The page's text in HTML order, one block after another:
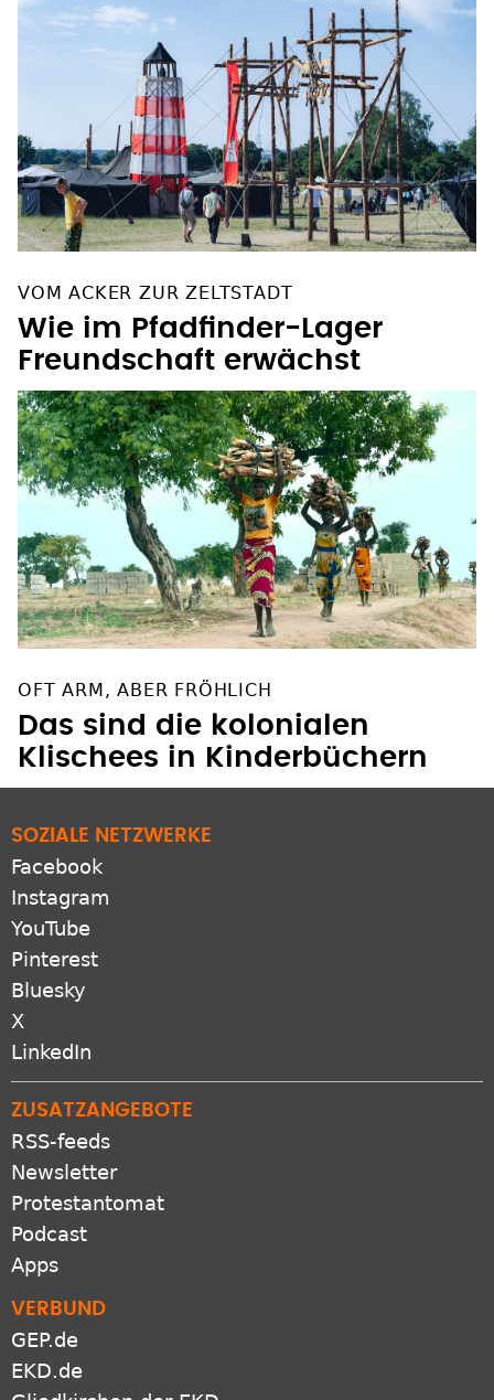
VOM ACKER ZUR ZELTSTADT
Wie im Pfadfinder-Lager
Freundschaft erwächst
OFT ARM, ABER FRÖHLICH
Das sind die kolonialen
Klischees in Kinderbüchern
SOZIALE NETZWERKE
Facebook
Instagram
YouTube
Pinterest
Bluesky
X
LinkedIn
ZUSATZANGEBOTE
RSS-feeds
Newsletter
Protestantomat
Podcast
Apps
VERBUND
GEP.de
EKD.de